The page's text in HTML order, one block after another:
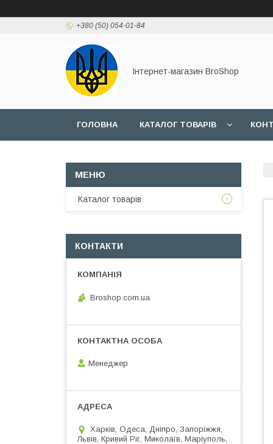
+380 (50) 054-01-84
Інтернет-магазин BroShop
ГОЛОВНА КАТАЛОГ ТОВАРІВ
Каталог товарів
КОНТАКТИ
Broshop.com.ua
Менеджер
Харків, Одеса, Дніпро, Запоріжжя,
Львів, Кривий Ріг, Миколаїв, Маріуполь,